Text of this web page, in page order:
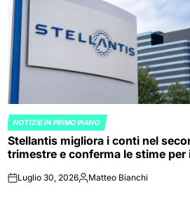
POSTED
IN
NOTIZIE IN PRIMO PIANO
Stellantis migliora i conti nel
trimestre e conferma le stime per
onLuglio 30, 2026Posted
Matteo Bianchi